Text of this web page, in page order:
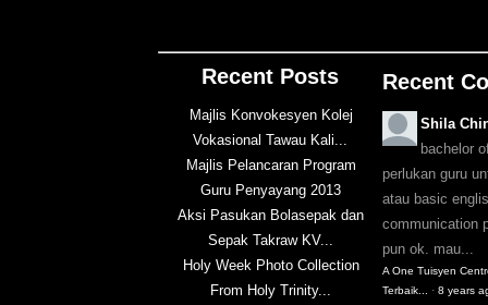
Recent Posts
Majlis Konvokesyen Kolej
Vokasional Tawau Kali...
Majlis Pelancaran Program
Guru Penyayang 2013
Aksi Pasukan Bolasepak dan
Sepak Takraw KV...
Holy Week Photo Collection
From Holy Trinity...
Recent
Shila
bachelor
perlukan guru
atau basic
communication
pun ok. mau...
A One Tuisyen
Terbaik...
·8 years